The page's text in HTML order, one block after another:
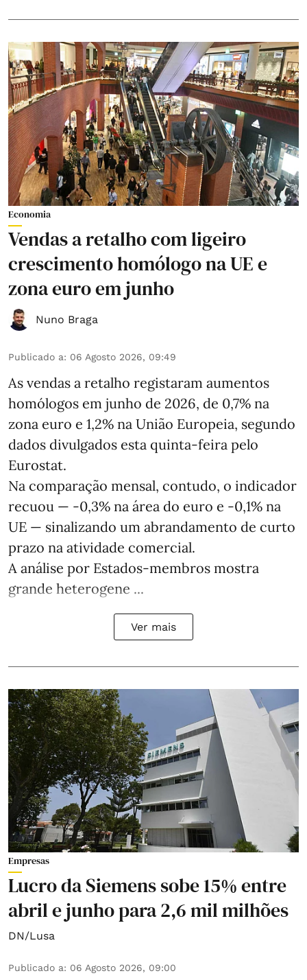
Economia
Vendas a retalho com ligeiro
crescimento homólogo na UE e
zona euro em junho
Nuno Braga
Publicado a: 06 Agosto 2026, 09:49
As vendas a retalho registaram aumentos
homólogos em junho de 2026, de 0,7% na
zona euro e 1,2% na União Europeia, segundo
dados divulgados esta quinta-feira pelo
Eurostat.
Na comparação mensal, contudo, o indicador
recuou — -0,3% na área do euro e -0,1% na
UE — sinalizando um abrandamento de curto
prazo na atividade comercial.
A análise por Estados‑membros mostra
grande heterogene ...
Ver mais
Empresas
Lucro da Siemens sobe 15% entre
abril e junho para 2,6 mil milhões
DN/Lusa
Publicado a: 06 Agosto 2026, 09:00